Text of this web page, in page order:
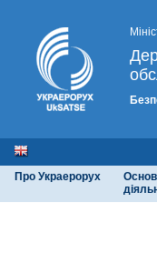
Про Украерорух